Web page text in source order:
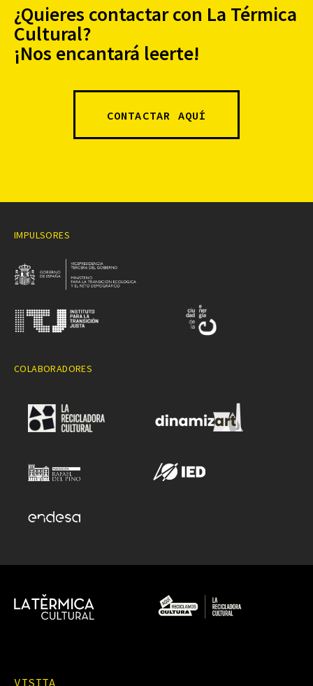
¿Quieres contactar con La Térmica
Cultural?
¡Nos encantará leerte!
CONTACTAR AQUÍ
IMPULSORES
COLABORADORES
VISITA